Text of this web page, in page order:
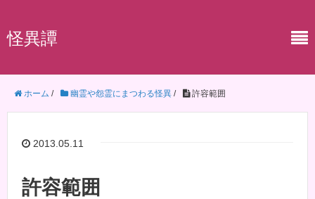
怪異譚
ホーム / 幽霊や怨霊にまつわる怪異 / 許容範囲
2013.05.11
許容範囲